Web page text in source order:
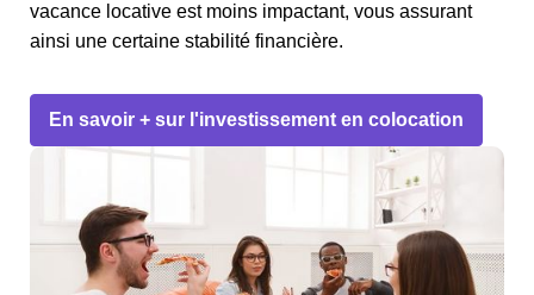
vacance locative est moins impactant, vous assurant
ainsi une certaine stabilité financière.
En savoir + sur l'investissement en colocation